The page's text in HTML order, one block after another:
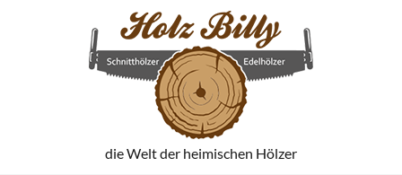
die Welt der heimischen Hölzer